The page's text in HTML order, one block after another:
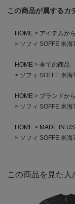
この商品が属するカ
HOME アイテムか
ソフィ SOFFE 米
HOME
全ての商品
ソフィ SOFFE 米
HOME ブランドか
ソフィ SOFFE 米
HOME
MADE IN
ソフィ SOFFE 米
この商品を見た